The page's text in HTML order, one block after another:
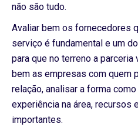
não são tudo.
Avaliar bem os fornecedores
serviço é fundamental e um
para que no terreno a parceria
bem as empresas com quem
relação, analisar a forma
experiência na área, recursos
importantes.